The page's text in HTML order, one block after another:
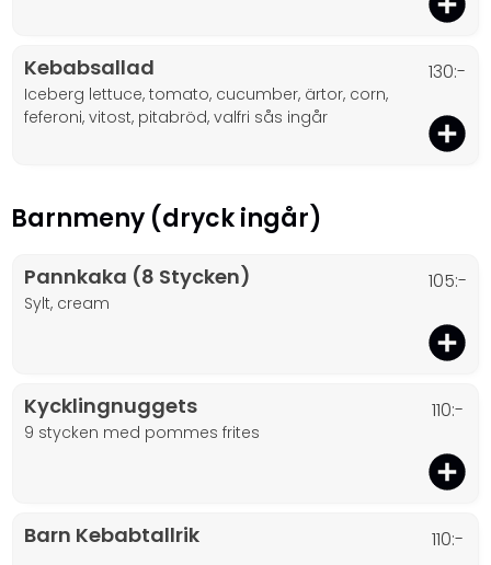
Kebabsallad
iceberg lettuce, tomato, cucumber, ärtor, corn,
feferoni, vitost, pitabröd, valfri sås ingår
130:-
Barnmeny (dryck ingår)
Pannkaka (8 Stycken)
sylt, cream
105:-
Kycklingnuggets
9 stycken med pommes frites
110:-
Barn Kebabtallrik 110:-